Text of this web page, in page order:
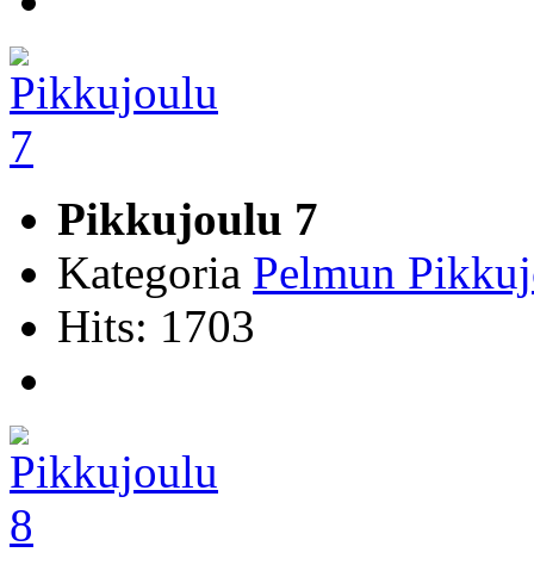
Pikkujoulu 7
Kategoria Pelmun
Hits: 1703